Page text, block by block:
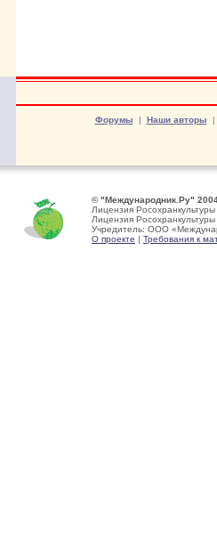
Форумы | Наши авторы |
© "Международник.Ру"
Лицензия
Лицензия
Учредитель: ООО
О проекте | Требования к